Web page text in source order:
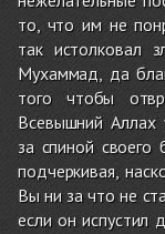
то, что им не
так истолковал
Мухаммад, да
того чтобы
Всевышний Аллах
за спиной своего
подчеркивая,
Вы ни за что не
если он испустил